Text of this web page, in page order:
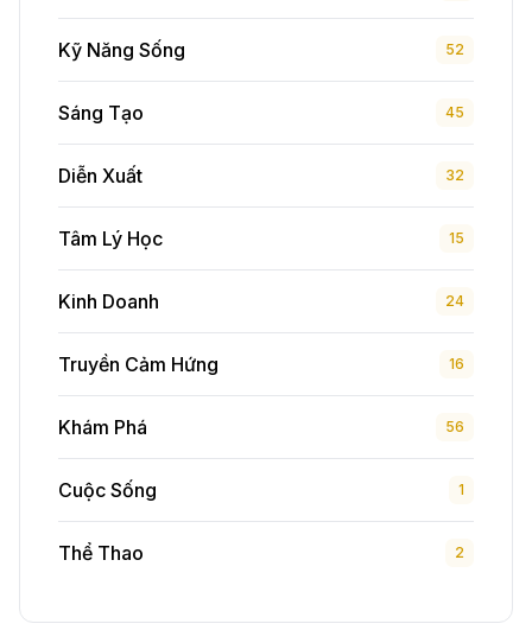
Kỹ Năng Sống 52
Sáng Tạo 45
Diễn Xuất 32
Tâm Lý Học 15
Kinh Doanh 24
Truyền Cảm Hứng 16
Khám Phá 56
Cuộc Sống 1
Thể Thao 2